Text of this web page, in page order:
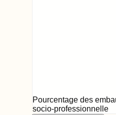
Pourcentage des
socio-professionnelle